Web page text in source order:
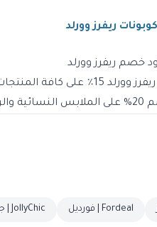
ريفرز وورلد
خصم ريفرز وورلد
على كافة المنتجات
الأطفال
Fordeal | فورديل JollyChic | جولي شيك